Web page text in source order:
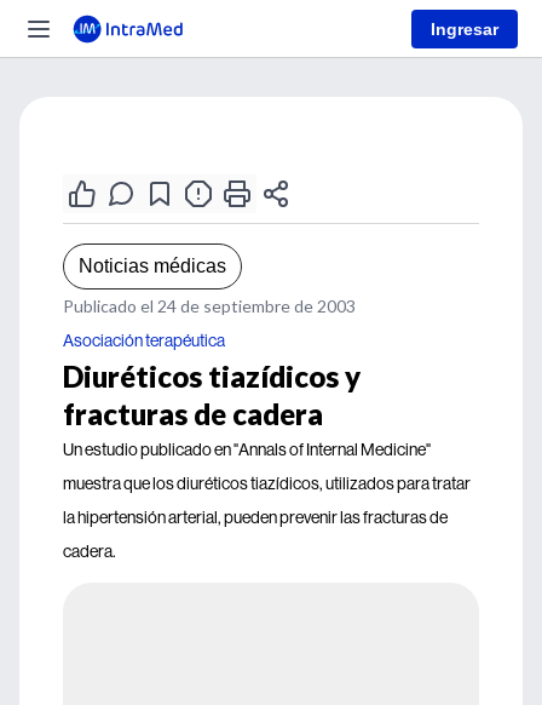
Ingresar
Noticias médicas
Publicado el 24 de septiembre de 2003
Asociación terapéutica
Diuréticos tiazídicos y
fracturas de cadera
Un estudio publicado en "Annals of Internal Medicine"
muestra que los diuréticos tiazídicos, utilizados para tratar
la hipertensión arterial, pueden prevenir las fracturas de
cadera.